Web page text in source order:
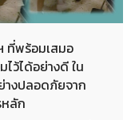
ที่พร้อมเสมอ
ว้ได้อย่างดี ใน
างปลอดภัยจาก
หลัก